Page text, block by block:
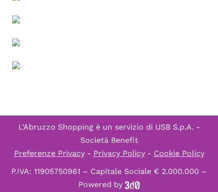
L'Abruzzo Shopping è un servizio di USB S.p.A. -
Società Benefit
Preferenze Privacy- Privacy Policy- Cookie Policy
P.IVA: 11905750961 – Capitale Sociale € 2.000.000 –
Powered by